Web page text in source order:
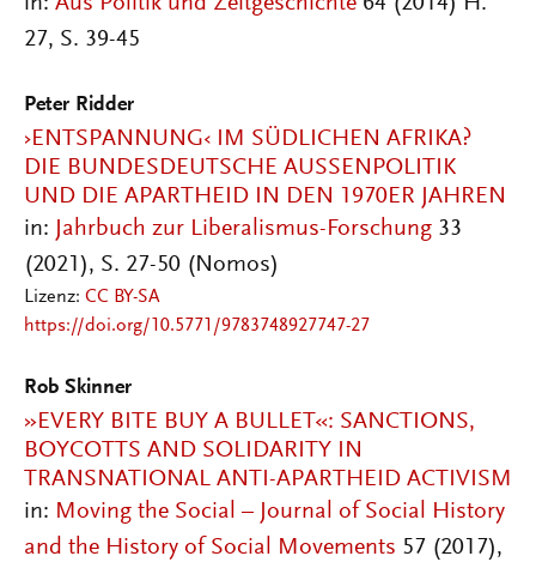
27, S. 39-45
Peter Ridder
›ENTSPANNUNG‹ IM SÜDLICHEN AFRIKA?
DIE BUNDESDEUTSCHE AUSSENPOLITIK U
ND DIE APARTHEID IN DEN 1970ER JAHREN
in: Jahrbuch zur Liberalismus-Forschung 33
(2021), S. 27-50 (Nomos)
Lizenz: CC BY-SA
https://doi.org/10.5771/9783748927747-27
Rob Skinner
»EVERY BITE BUY A BULLET«: SANCTIONS,
BOYCOTTS AND SOLIDARITY IN
TRANSNATIONAL ANTI-APARTHEID ACTIVISM
in: Moving the Social – Journal of Social History
and the History of Social Movements 57 (2017),